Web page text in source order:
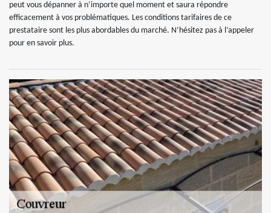
peut vous dépanner à n’importe quel moment et saura répondre
efficacement à vos problématiques. Les conditions tarifaires de ce
prestataire sont les plus abordables du marché. N’hésitez pas à l’appeler
pour en savoir plus.